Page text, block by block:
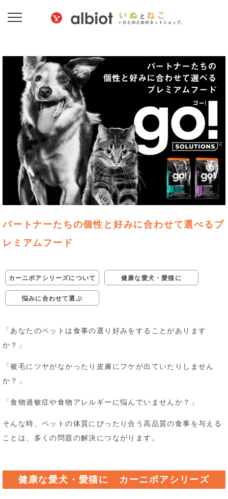
パートナーたちの個性と好みに合わせて選べる プ
レミアムフード
カーニボアシリーズについて 健康な愛犬・愛猫に
悩みに合わせて選ぶ
「あなたのペットは食事の選り好みをすることがあります
か？」
「被毛にツヤがなかったり皮膚にフケが出ていたりしません
か？」
「食物過敏症や食物アレルギーに悩んでいませんか？」
そんな時、ペットの体質にぴったり合う高品質の食事を与える
ことは、多くの問題の解決につながります。
健康な愛犬・愛猫に カーニボアシリーズ